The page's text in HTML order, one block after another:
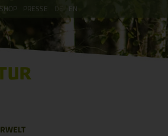
SHOP PRESSE EN